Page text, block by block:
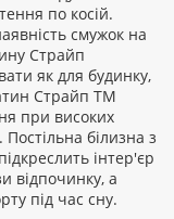
по косій.
смужок на
Страйп
як для будинку,
Страйп ТМ
при високих
білизна з
інтер'єр
відпочинку, а
під час сну.